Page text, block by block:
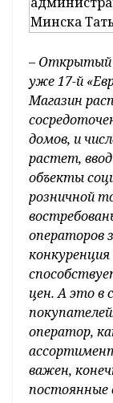
– Открытый
уже 17-й
Магазин
домов, и
растет,
объекты
розничной
операторов
цен. А это в
оператор,
важен,
постоянные